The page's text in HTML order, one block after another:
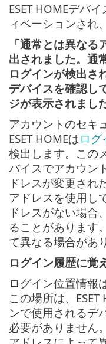
ESET HOMEデバ
ィベーションされ
「通常とは異な
出されました。通
ログインが検出さ
デバイスを確認し
ジが表示されまし
アカウントのセキ
ESET HOMEはログ
検出します。この
バイスでアカウン
ドレスが変更され
アドレスを使用し
ドレスがない場合
ることがあります
て異なる場合があ
ログイン履歴に覚
ログイン位置情報
この場所は、
ンで使用されるデ
必要がありません